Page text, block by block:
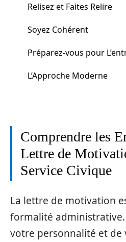
Relisez et Faites Relire
Soyez Cohérent
Préparez-vous pour
L’Approche Moderne
Comprendre les
Lettre de
Service Civique
La lettre de motivation
formalité administrative.
votre personnalité et de